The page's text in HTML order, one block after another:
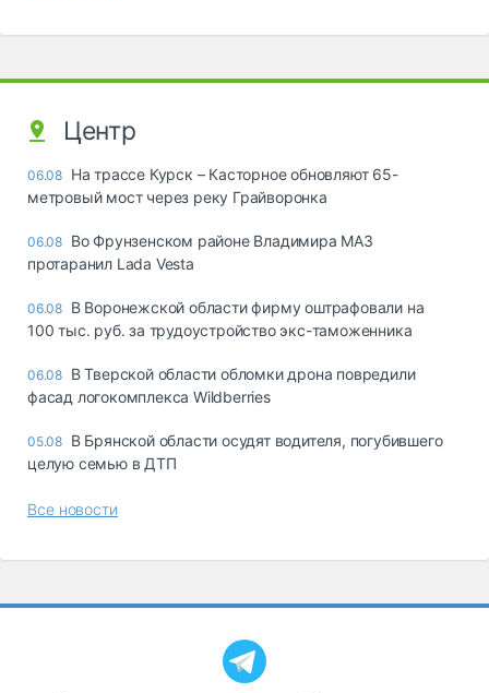
Центр
06.08 На трассе Курск – Касторное обновляют 65-
метровый мост через реку Грайворонка
06.08 Во Фрунзенском районе Владимира МАЗ
протаранил Lada Vesta
06.08 В Воронежской области фирму оштрафовали на
100 тыс. руб. за трудоустройство экс-таможенника
06.08 В Тверской области обломки дрона повредили
фасад логокомплекса Wildberries
05.08 В Брянской области осудят водителя, погубившего
целую семью в ДТП
Все новости